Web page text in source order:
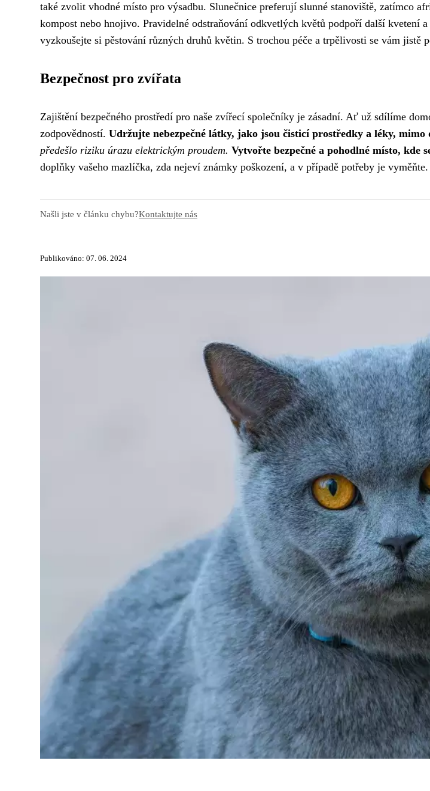
také zvolit vhodné místo pro výsadbu. Slunečnice preferují slunné stanoviště, zatímco
kompost nebo hnojivo. Pravidelné odstraňování odkvetlých květů podpoří další kvetení
vyzkoušejte si pěstování různých druhů květin. S trochou péče a trpělivosti se vám jistě
Bezpečnost pro zvířata
Zajištění bezpečného prostředí pro naše zvířecí společníky je zásadní. Ať už sdílíme
zodpovědností. Udržujte nebezpečné látky, jako jsou čisticí prostředky a léky, mimo
předešlo riziku úrazu elektrickým proudem. Vytvořte bezpečné a pohodlné místo, kde
doplňky vašeho mazlíčka, zda nejeví známky poškození, a v případě potřeby je
Našli jste v článku chybu?Kontaktujte nás
Publikováno: 07. 06. 2024